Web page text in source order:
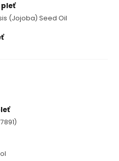
pleť
(jojoba) Seed Oil